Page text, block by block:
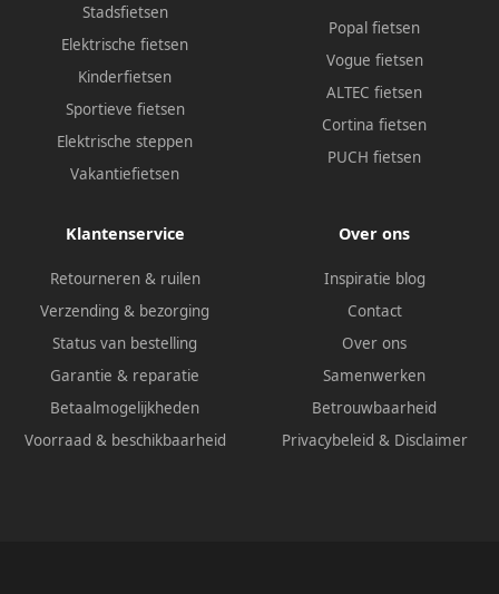
Stadsfietsen
Elektrische fietsen
Kinderfietsen
Sportieve fietsen
Elektrische steppen
Vakantiefietsen
Popal fietsen
Vogue fietsen
ALTEC fietsen
Cortina fietsen
PUCH fietsen
Klantenservice
Retourneren & ruilen
Verzending & bezorging
Status van bestelling
Garantie & reparatie
Betaalmogelijkheden
Voorraad & beschikbaarheid
Over ons
Inspiratie blog
Contact
Over ons
Samenwerken
Betrouwbaarheid
Privacybeleid & Disclaimer